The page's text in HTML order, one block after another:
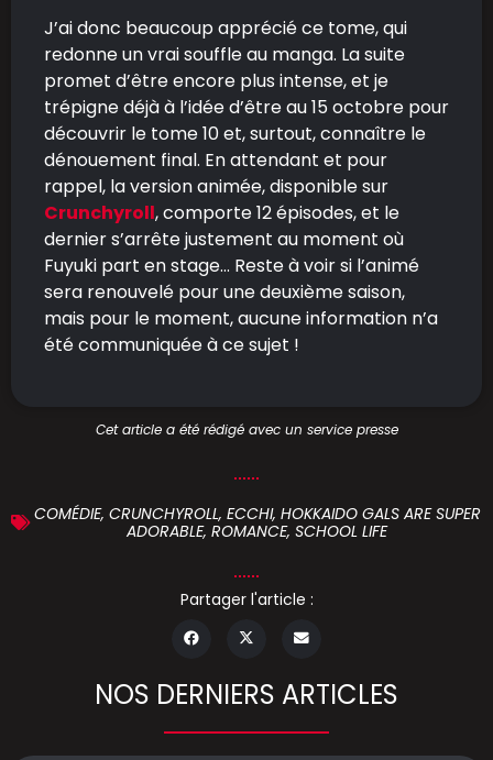
J’ai donc beaucoup apprécié ce tome, qui
redonne un vrai souffle au manga. La suite
promet d’être encore plus intense, et je
trépigne déjà à l’idée d’être au 15 octobre pour
découvrir le tome 10 et, surtout, connaître le
dénouement final. En attendant et pour
rappel, la version animée, disponible sur
Crunchyroll, comporte 12 épisodes, et le
dernier s’arrête justement au moment où
Fuyuki part en stage… Reste à voir si l’animé
sera renouvelé pour une deuxième saison,
mais pour le moment, aucune information n’a
été communiquée à ce sujet !
Cet article a été rédigé avec un service presse
COMÉDIE, CRUNCHYROLL, ECCHI, HOKKAIDO GALS ARE SUPER
ADORABLE, ROMANCE, SCHOOL LIFE
Partager l'article :
NOS DERNIERS ARTICLES